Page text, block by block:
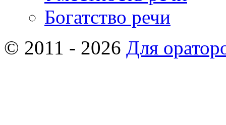
Богатство речи
© 2011 - 2026 Для